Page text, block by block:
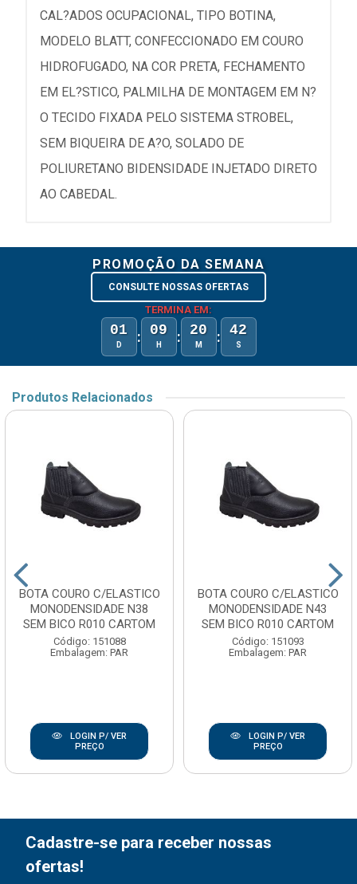
CAL?ADOS OCUPACIONAL, TIPO BOTINA,
MODELO BLATT, CONFECCIONADO EM COURO
HIDROFUGADO, NA COR PRETA, FECHAMENTO
EM EL?STICO, PALMILHA DE MONTAGEM EM N?
O TECIDO FIXADA PELO SISTEMA STROBEL,
SEM BIQUEIRA DE A?O, SOLADO DE
POLIURETANO BIDENSIDADE INJETADO DIRETO
AO CABEDAL.
PROMOÇÃO DA SEMANA
CONSULTE NOSSAS OFERTAS
TERMINA EM:
01
D : 09
H : 20
M : 42
S
Produtos Relacionados
BOTA COURO C/ELASTICO
MONODENSIDADE N38
SEM BICO R010 CARTOM
Código: 151088
Embalagem: PAR
LOGIN P/ VER
PREÇO
BOTA COURO C/ELASTICO
MONODENSIDADE N43
SEM BICO R010 CARTOM
Código: 151093
Embalagem: PAR
LOGIN P/ VER
PREÇO
Cadastre-se para receber nossas
ofertas!